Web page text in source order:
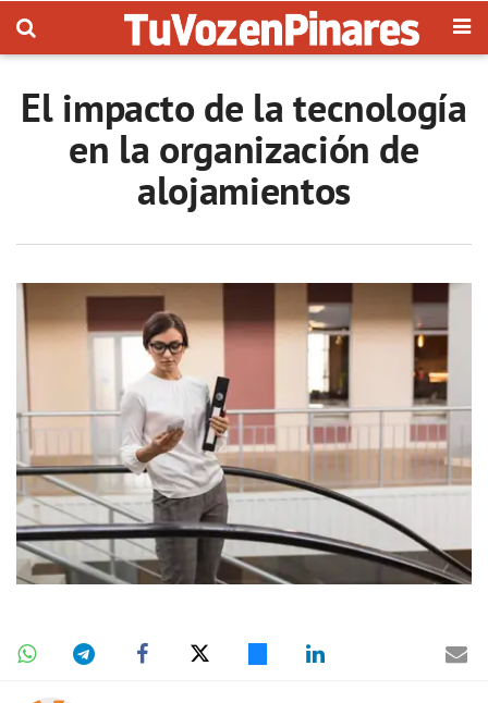
El impacto de la tecnología
en la organización de
alojamientos